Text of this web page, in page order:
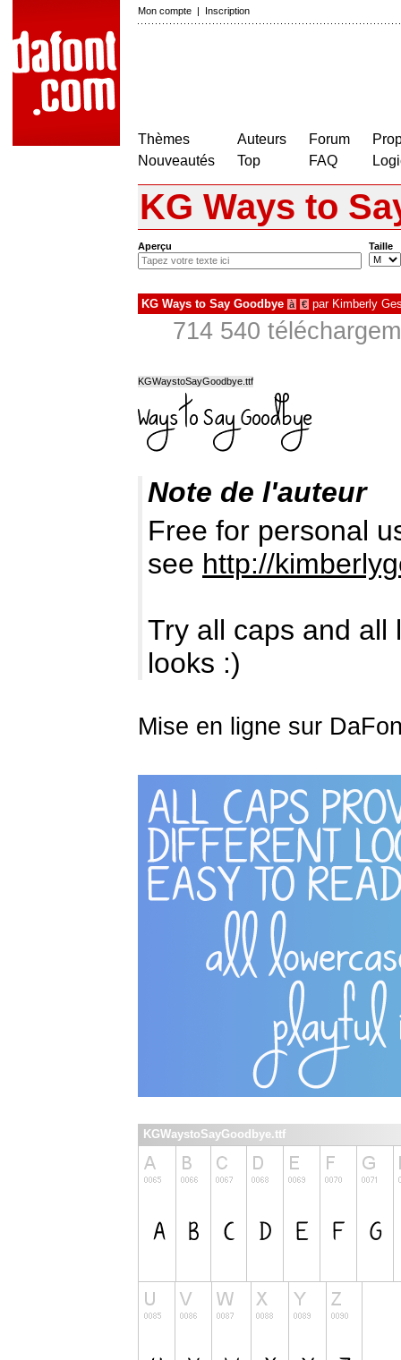
Mon compte | Inscription
Thèmes
Nouveautés
Auteurs
Top
Forum
FAQ
KG Ways to
Aperçu Taille
KG Ways to Say Goodbye à € par Kimberly
714 540
KGWaystoSayGoodbye.ttf
Note de l'auteur
Free for personal
see http://
Try all caps and all
looks :)
Mise en ligne sur
KGWaystoSayGoodbye.ttf